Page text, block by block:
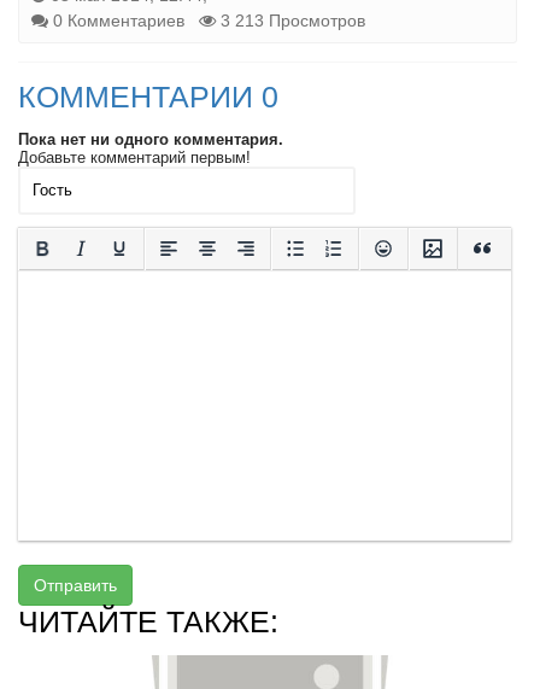
0 Комментариев
3 213 Просмотров
КОММЕНТАРИИ 0
Пока нет ни одного комментария.
Добавьте комментарий первым!
Отправить
ЧИТАЙТЕ ТАКЖЕ: